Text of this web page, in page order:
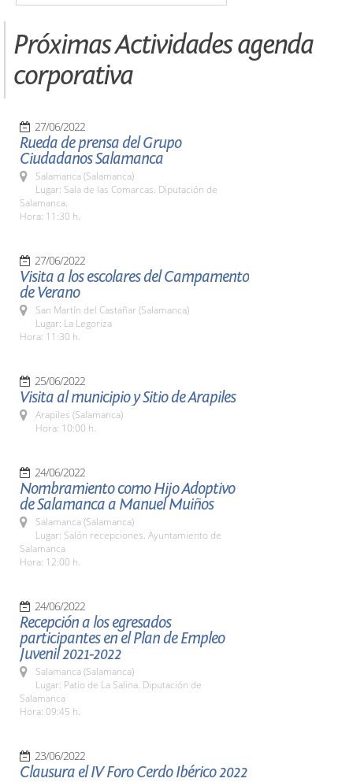
Próximas Actividades agenda
corporativa
27/06/2022
Rueda de prensa del Grupo
Ciudadanos Salamanca
Salamanca (Salamanca)
Lugar: Sala de las Comarcas. Diputación de
Salamanca.
Hora: 11:30 h.
27/06/2022
Visita a los escolares del Campamento
de Verano
San Martín del Castañar (Salamanca)
Lugar: La Legoriza
Hora: 11:30 h.
25/06/2022
Visita al municipio y Sitio de Arapiles
Arapiles (Salamanca)
Hora: 10:00 h.
24/06/2022
Nombramiento como Hijo Adoptivo
de Salamanca a Manuel Muiños
Salamanca (Salamanca)
Lugar: Salón recepciones. Ayuntamiento de
Salamanca
Hora: 12:00 h.
24/06/2022
Recepción a los egresados
participantes en el Plan de Empleo
Juvenil 2021-2022
Salamanca (Salamanca)
Lugar: Patio de La Salina. Diputación de
Salamanca
Hora: 09:45 h.
23/06/2022
Clausura el IV Foro Cerdo Ibérico 2022